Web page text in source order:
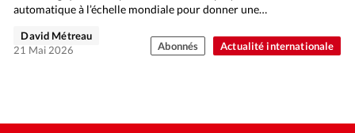
Actualité internationale
automatique à l’échelle mondiale pour donner une…
David Métreau
21 Mai 2026
Abonnés